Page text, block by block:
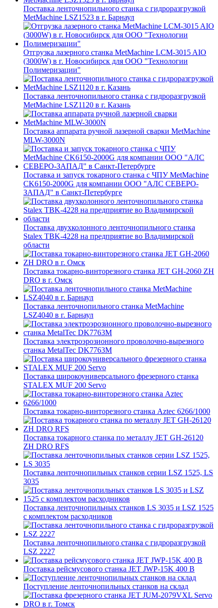
Поставка ленточнопильного станка c гидроразгрузкой
MetMachine LSZ1523 в г. Барнаул
Отгрузка лазерного станка MetMachine LCM-3015 AIO
(3000W) в г. Новосибирск для ООО "Технологии
Полимеризации"
Поставка ленточнопильного станка c гидроразгрузкой
MetMachine LSZ1120 в г. Казань
Поставка аппарата ручной лазерной сварки MetMachine
MLW-3000N
Поставка и запуск токарного станка с ЧПУ MetMachine
CK6150-2000G для компании ООО "АЛС СЕВЕРО-
ЗАПАД" в Санкт-Петербурге
Поставка двухколонного ленточнопильного станка
Stalex TBK-4228 на предприятие во Владимирской
области
Поставка токарно-винторезного станка JET GH-2060 ZH
DRO в г. Омск
Поставка ленточнопильного станка MetMachine
LSZ4040 в г. Барнаул
Поставка электроэрозионного проволочно-вырезного
станка MetalTec DK7763M
Поставка широкоуниверсального фрезерного станка
STALEX MUF 200 Servo
Поставка токарно-винторезного станка Aztec 6266/1000
Поставка токарного станка по металлу JET GH-26120
ZH DRO RFS
Поставка ленточнопильных станков серии LSZ 1525, LS
3035
Поставка ленточнопильных станков LS 3035 и LSZ 1525
с комплектом расходников
Поставка ленточнопильного станка c гидроразгрузкой
LSZ 2227
Поставка рейсмусового станка JET JWP-15K 400 В
Поступление ленточнопильных станков на склад